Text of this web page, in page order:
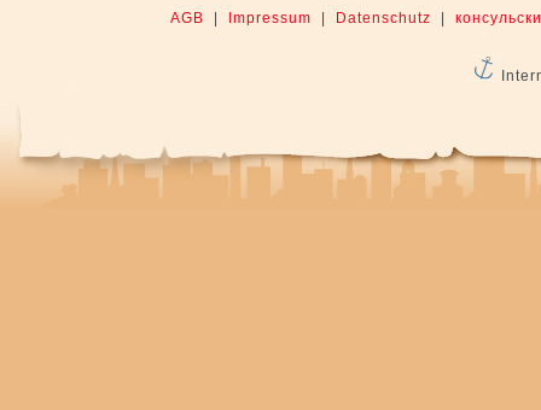
AGB Impressum Datenschutz